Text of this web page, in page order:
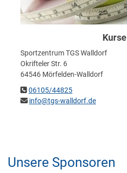
Kurse
Sportzentrum TGS Walldorf
Okrifteler Str. 6
64546 Mörfelden-Walldorf
06105/44825
info@tgs-walldorf.de
Unsere Sponsoren